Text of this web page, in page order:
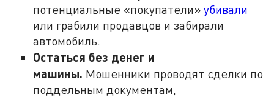
потенциальные «покупатели»убивали
или грабили продавцов и забирали
автомобиль.
Остаться без денег и
машины. Мошенники проводят сделки по
поддельным документам,